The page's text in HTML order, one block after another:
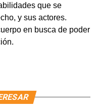
que se
y sus actores.
en busca de poder